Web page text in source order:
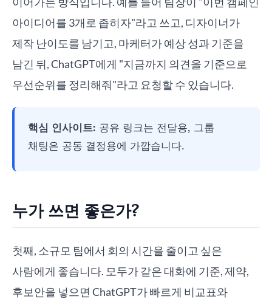
아이디어를 3개로 좁히자"라고 쓰고, 디자이너가
제작 난이도를 남기고, 마케터가 예상 성과 기준을
남긴 뒤, ChatGPT에게 "지금까지 의견을 기준으로
우선순위를 정리해줘"라고 요청할 수 있습니다.
핵심 인사이트: 공유 링크는 전달용, 그룹
채팅은 공동 결정용에 가깝습니다.
누가 쓰면 좋은가?
첫째, 소규모 팀에서 회의 시간을 줄이고 싶은
사람에게 좋습니다. 모두가 같은 대화에 기준, 제약,
후보안을 넣으면 ChatGPT가 빠르게 비교표와